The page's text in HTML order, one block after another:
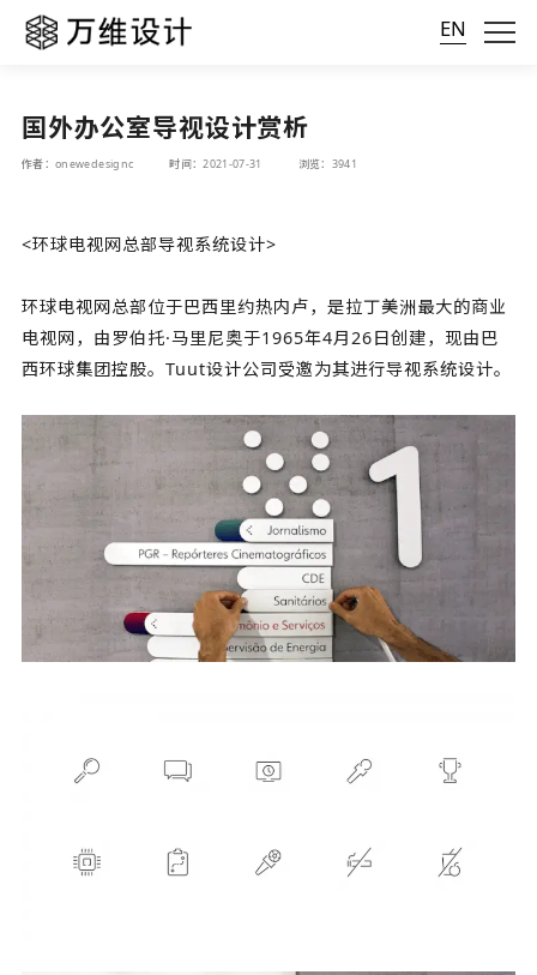
EN
国外办公室导视设计赏析
作者：onewedesignc 时间：2021-07-31 浏览：3941
<环球电视网总部导视系统设计>
环球电视网总部位于巴西里约热内卢，是拉丁美洲最大的商业
电视网，由罗伯托·马里尼奥于1965年4月26日创建，现由巴
西环球集团控股。Tuut设计公司受邀为其进行导视系统设计。